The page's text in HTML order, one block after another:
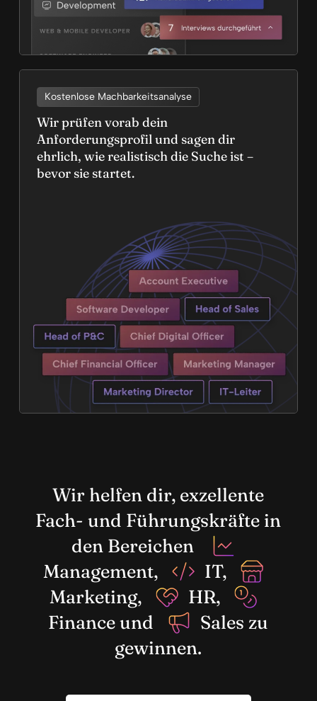
Kostenlose Machbarkeitsanalyse
Wir prüfen vorab dein
Anforderungsprofil und sagen dir
ehrlich, wie realistisch die Suche ist –
bevor sie startet.
Wir helfen dir, exzellente
Fach- und Führungskräfte in
den Bereichen
Management,
IT,
Marketing,
HR,
Finance und
Sales zu
gewinnen.